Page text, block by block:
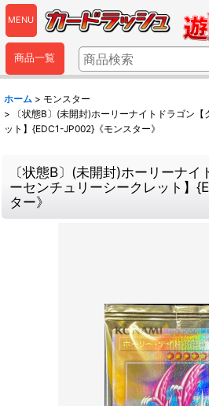
MENU
商品一覧
ホーム > モンスター
>
〔状態B〕(未開封)ホーリーナイトドラゴン
ット】{EDC1-JP002}《モンスター》
〔状態B〕(未開封)ホーリーナイ
ーセンチュリーシークレット】
ター》